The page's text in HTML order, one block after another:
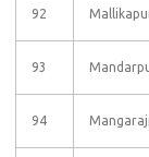
92
93
94